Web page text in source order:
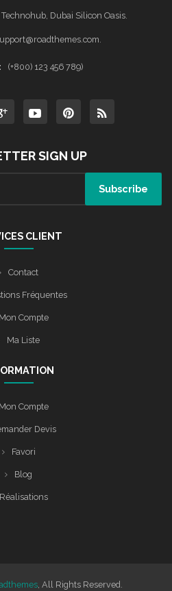
Technohub, Dubai Silicon Oasis.
(+800) 123 456 789)
SIGN UP
CLIENT
Contact
Fréquentes
Mon Compte
Ma Liste
Mon Compte
Devis
Favori
Blog
Réalisations
, All Rights Reserved.